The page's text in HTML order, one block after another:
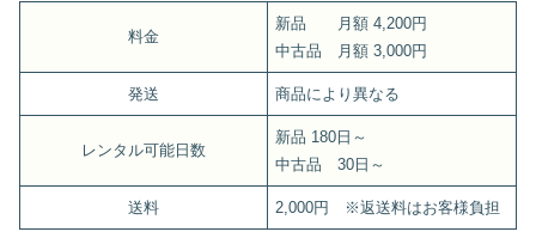
料金
新品 月額 4,200円
中古品 月額 3,000円
発送 商品により異なる
レンタル可能日数
新品 180日～
中古品 30日～
送料 2,000円 ※返送料はお客様負担